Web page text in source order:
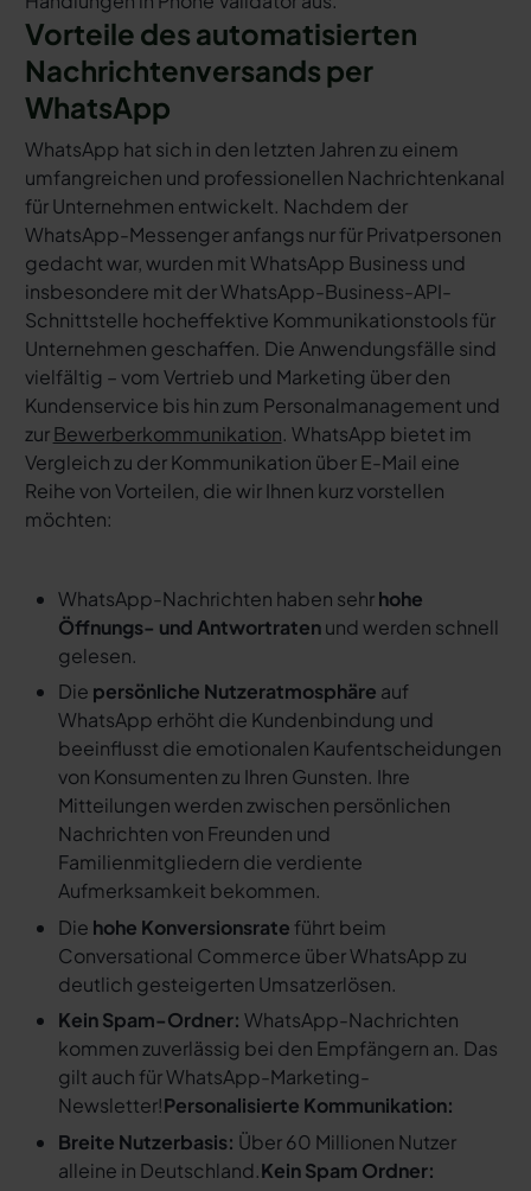
Vorteile des automatisierten
Nachrichtenversands per
WhatsApp
WhatsApp hat sich in den letzten Jahren zu einem
umfangreichen und professionellen Nachrichtenkanal
für Unternehmen entwickelt. Nachdem der
WhatsApp-Messenger anfangs nur für Privatpersonen
gedacht war, wurden mit WhatsApp Business und
insbesondere mit der WhatsApp-Business-API-
Schnittstelle hocheffektive Kommunikationstools für
Unternehmen geschaffen. Die Anwendungsfälle sind
vielfältig – vom Vertrieb und Marketing über den
Kundenservice bis hin zum Personalmanagement und
zurBewerberkommunikation. WhatsApp bietet im
Vergleich zu der Kommunikation über E-Mail eine
Reihe von Vorteilen, die wir Ihnen kurz vorstellen
möchten:
WhatsApp-Nachrichten haben sehrhohe
Öffnungs- und Antwortratenund werden schnell
gelesen.
Die persönliche Nutzeratmosphäre auf
WhatsApp erhöht die Kundenbindung und
beeinflusst die emotionalen Kaufentscheidungen
von Konsumenten zu Ihren Gunsten. Ihre
Mitteilungen werden zwischen persönlichen
Nachrichten von Freunden und
Familienmitgliedern die verdiente
Aufmerksamkeit bekommen.
Die hohe Konversionsrate führt beim
Conversational Commerce über WhatsApp zu
deutlich gesteigerten Umsatzerlösen.
Kein Spam-Ordner: WhatsApp-Nachrichten
kommen zuverlässig bei den Empfängern an. Das
gilt auch für WhatsApp-Marketing-
Newsletter!Personalisierte Kommunikation:
Breite Nutzerbasis: Über 60 Millionen Nutzer
alleine in Deutschland.Kein Spam Ordner: